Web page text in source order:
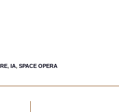
, IA, SPACE OPERA